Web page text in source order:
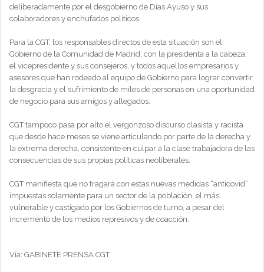
deliberadamente por el desgobierno de Días Ayuso y sus
colaboradores y enchufados políticos.
Para la CGT, los responsables directos de esta situación son el
Gobierno de la Comunidad de Madrid, con la presidenta a la cabeza,
el vicepresidente y sus consejeros, y todos aquellos empresarios y
asesores que han rodeado al equipo de Gobierno para lograr convertir
la desgracia y el sufrimiento de miles de personas en una oportunidad
de negocio para sus amigos y allegados.
CGT tampoco pasa por alto el vergonzoso discurso clasista y racista
que desde hace meses se viene articulando por parte de la derecha y
la extrema derecha, consistente en culpar a la clase trabajadora de las
consecuencias de sus propias políticas neoliberales.
CGT manifiesta que no tragará con estas nuevas medidas “anticovid”
impuestas solamente para un sector de la población, el más
vulnerable y castigado por los Gobiernos de turno, a pesar del
incremento de los medios represivos y de coacción.
Vía: GABINETE PRENSA CGT